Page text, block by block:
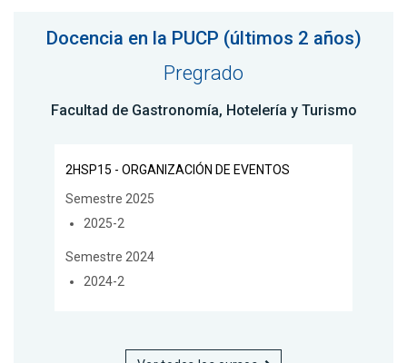
Docencia en la PUCP (últimos 2 años)
Pregrado
Facultad de Gastronomía, Hotelería y Turismo
2HSP15 - ORGANIZACIÓN DE EVENTOS
Semestre 2025
2025-2
Semestre 2024
2024-2